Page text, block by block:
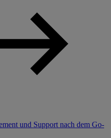
und Support nach dem Go-